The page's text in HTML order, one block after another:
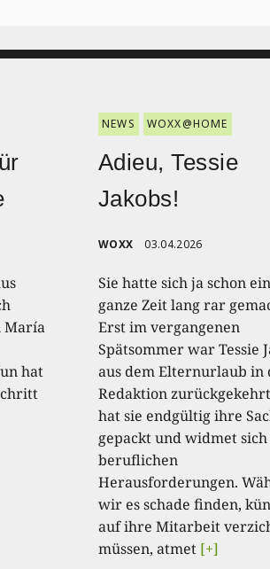
María
hat
NEWS WOXX@HOME
Adieu, Tessie
Jakobs!
WOXX 03.04.2026
Sie hatte sich ja schon
ganze Zeit lang rar
Erst im vergangenen
Spätsommer war Tessie
aus dem Elternurlaub in
Redaktion
hat sie endgültig ihre
gepackt und widmet
beruflichen
Herausforderungen.
wir es schade finden,
auf ihre Mitarbeit
müssen, atmet [+]